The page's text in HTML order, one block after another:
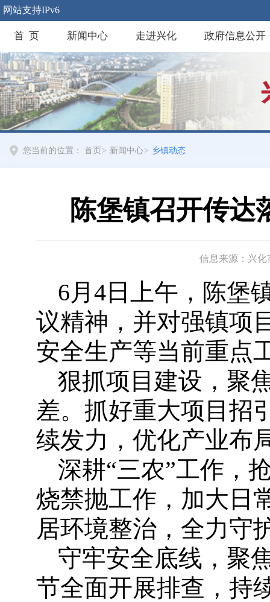
网站支持IPv6
首 页 新闻中心 走进兴化 政府信息公开
您当前的位置： 首页 > 新闻中心> 乡镇动态
陈堡镇召开传达
信息来源：兴化
6月4日上午，陈堡
议精神，并对强镇项
安全生产等当前重点
狠抓项目建设，聚
差。抓好重大项目招
续发力，优化产业布
深耕“三农”工作，
烧禁抛工作，加大日
居环境整治，全力守
守牢安全底线，聚
节全面开展排查，持